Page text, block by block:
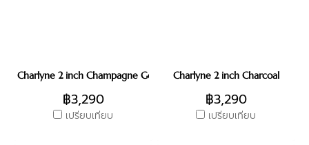
Charlyne 2 inch Champagne Gold
฿3,290
เปรียบเทียบ
Charlyne 2 inch Charcoal
฿3,290
เปรียบเทียบ